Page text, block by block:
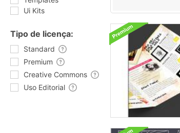
Ui Kits
Tipo de licença:
Standard
Premium
Creative Commons
Uso Editorial